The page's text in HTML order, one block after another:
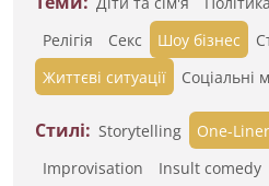
Релігія
Секс Шоу бізнес
Життєві ситуації
Cоціальні
Стилі: Storytelling One-Liner
Improvisation
Insult comedy